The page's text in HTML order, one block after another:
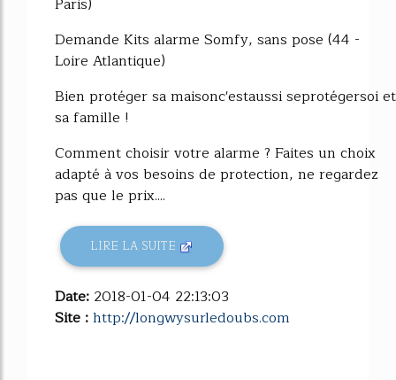
Demande Kits alarme Somfy, sans pose (44 -
Loire Atlantique)
Bien protéger sa maisonc'estaussi seprotégersoi et
sa famille !
Comment choisir votre alarme ? Faites un choix
adapté à vos besoins de protection, ne regardez
pas que le prix....
LIRE LA SUITE
Date: 2018-01-04 22:13:03
Site :http://longwysurledoubs.com